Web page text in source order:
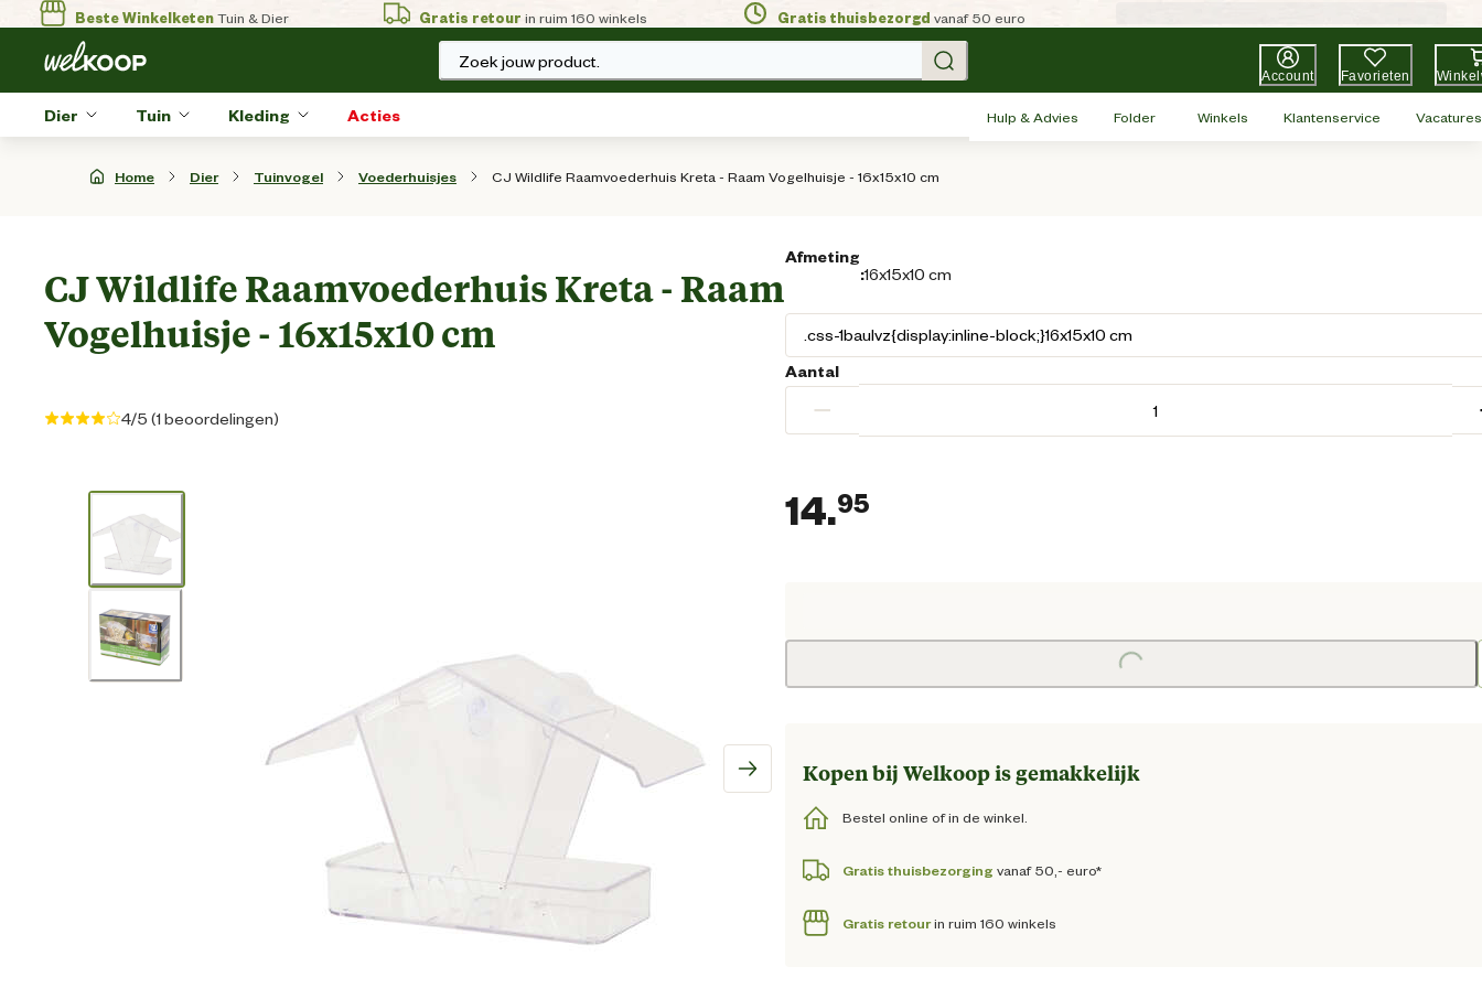
Beste WinkelketenTuin & Dier Gratis retour in ruim 160 winkels Gratis thuisbezorgd vanaf 50 euro
Zoek jouw product.
Account Favorieten
Dier Tuin Kleding Acties Hulp & Advies Folder Winkels Klantenservice Vacatures
Home Dier Tuinvogel Voederhuisjes CJ Wildlife Raamvoederhuis Kreta - Raam Vogelhuisje - 16x15x10 cm
CJ Wildlife Raamvoederhuis Kreta - Raam
Vogelhuisje - 16x15x10 cm
4/5 (1 beoordelingen)
Afmeting
:16x15x10 cm
Aantal
−
14.95
Loading...
Kopen bij Welkoop is gemakkelijk
Bestel online of in de winkel.
Gratis thuisbezorging vanaf 50,- euro*
Gratis retourin ruim 160 winkels